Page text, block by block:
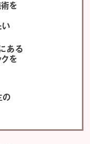
を
い
ある
を
の